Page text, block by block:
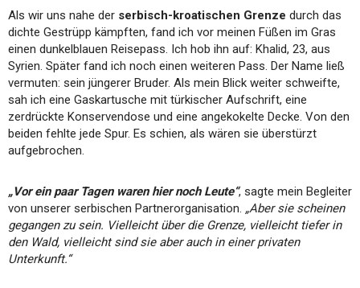
Als wir uns nahe der serbisch-kroatischen Grenze durch das
dichte Gestrüpp kämpften, fand ich vor meinen Füßen im Gras
einen dunkelblauen Reisepass. Ich hob ihn auf: Khalid, 23, aus
Syrien. Später fand ich noch einen weiteren Pass. Der Name ließ
vermuten: sein jüngerer Bruder. Als mein Blick weiter schweifte,
sah ich eine Gaskartusche mit türkischer Aufschrift, eine
zerdrückte Konservendose und eine angekokelte Decke. Von den
beiden fehlte jede Spur. Es schien, als wären sie überstürzt
aufgebrochen.
„Vor ein paar Tagen waren hier noch Leute“, sagte mein Begleiter
von unserer serbischen Partnerorganisation. „Aber sie scheinen
gegangen zu sein. Vielleicht über die Grenze, vielleicht tiefer in
den Wald, vielleicht sind sie aber auch in einer privaten
Unterkunft.“